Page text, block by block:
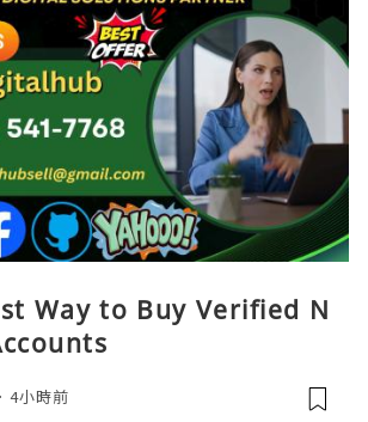
Way to Buy Verified N
4小時前